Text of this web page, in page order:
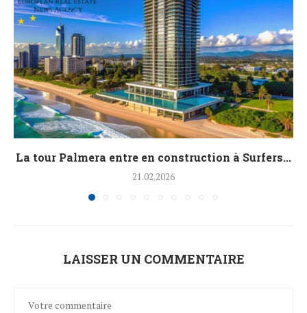
La tour Palmera entre en construction à Surfers...
21.02.2026
LAISSER UN COMMENTAIRE